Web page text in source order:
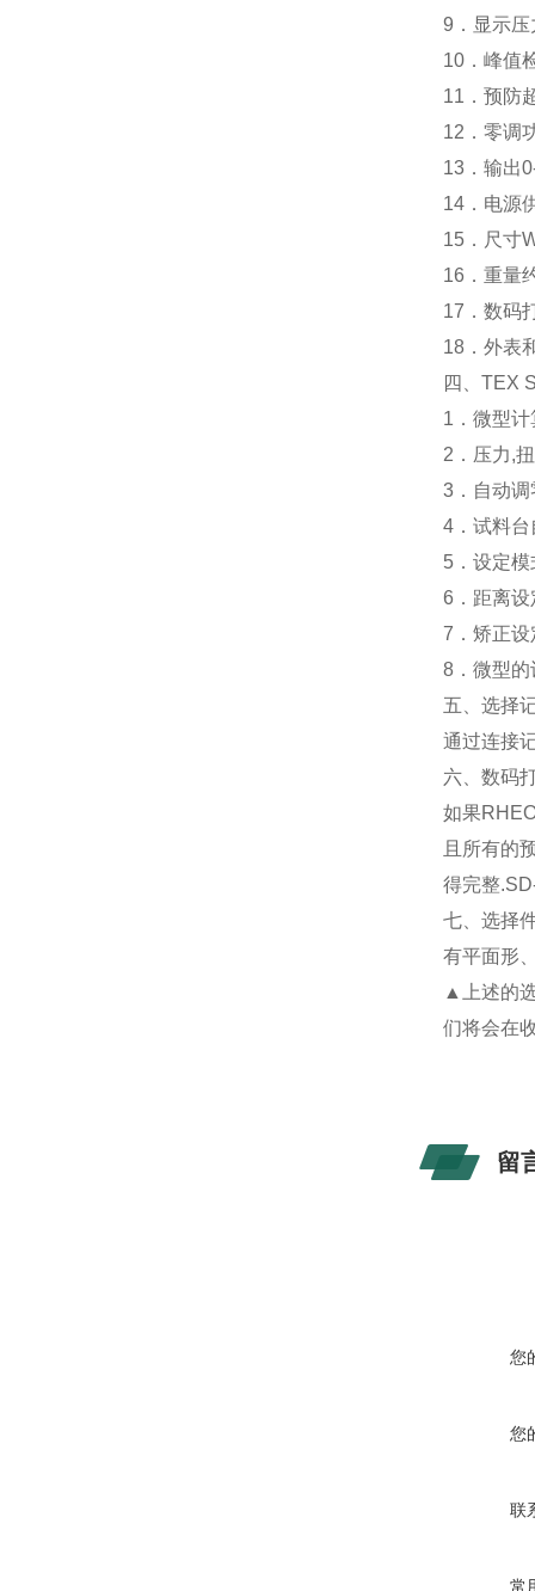
9．显示
10．峰值
11．预防
12．零调
13．输出
14．电源
15．尺寸
16．重量
17．数码
18．外表
四、TEX
1．微型
2．压力,
3．自动
4．试料
5．设定
6．距离
7．矫正
8．微型
五、选择
通过连接
六、数码
如果
且所有的
得完整
七、选择
有平面形
▲上述的
们将会在
留
您
您
联
常